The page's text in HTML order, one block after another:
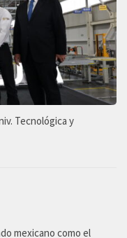
Tecnológica y
mexicano como el